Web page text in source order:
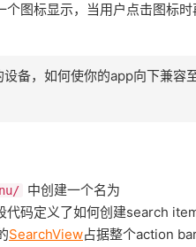
个图标显示，当用户点击图标时
设备，如何使你的app向下兼容
中创建一个名为
代码定义了如何创建search
SearchView占据整个action